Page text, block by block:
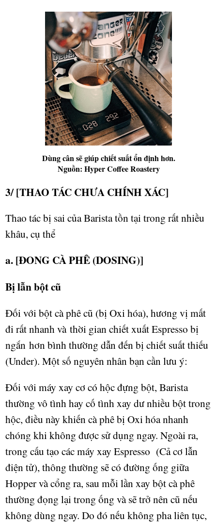
Dùng cân sẽ giúp chiết suất ổn định hơn.
Nguồn: Hyper Coffee Roastery
3/ [THAO TÁC CHƯA CHÍNH XÁC]
Thao tác bị sai của Barista tồn tại trong rất nhiều
khâu, cụ thể
a. [ĐONG CÀ PHÊ (DOSING)]
Bịlẫn bột cũ
Đối với bột cà phê cũ (bịOxi hóa), hương vị mất
đi rất nhanh và thời gian chiết xuất Espresso bị
ngắn hơn bình thường dẫn đến bịchiết suất thiếu
(Under). Một số nguyên nhân bạn cần lưu ý:
Đối với máy xay cơ có hộc đựng bột, Barista
thường vô tình hay cố tình xay dưnhiều bột trong
hộc, điều này khiến cà phê bịOxi hóa nhanh
chóng khi không được sửdụng ngay. Ngoài ra,
trong cấu tạo các máy xay Espresso (Cảcơ lẫn
điện tử), thông thường sẽcó đường ống giữa
Hopper và cổng ra, sau mỗi lần xay bột cà phê
thường đọng lại trong ống và sẽtrở nên cũ nếu
không dùng ngay. Do đó nếu không pha liên tục,